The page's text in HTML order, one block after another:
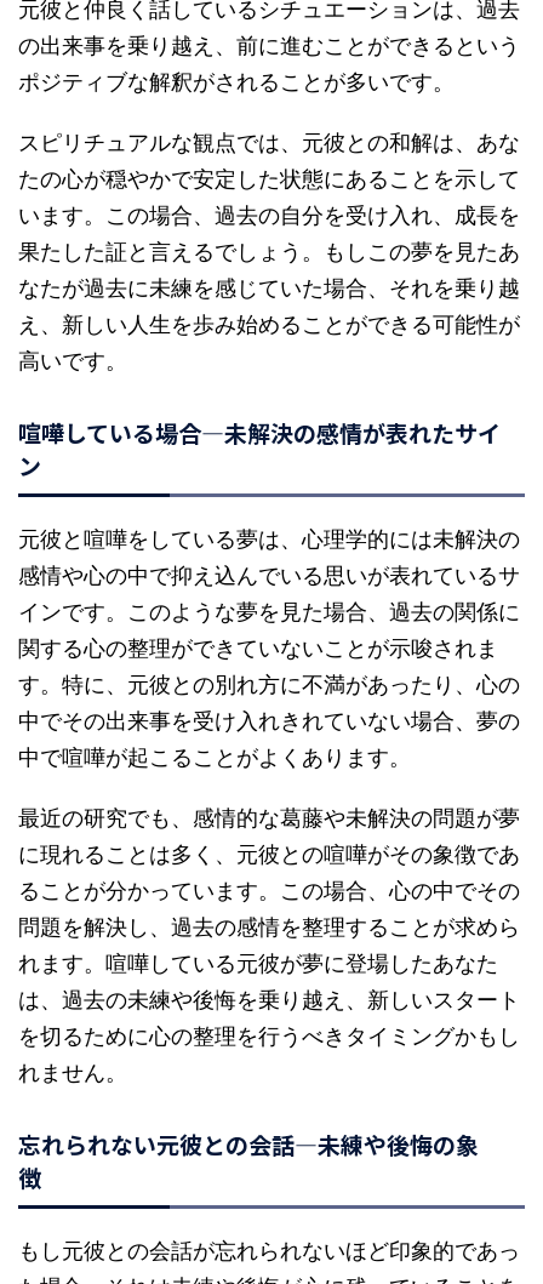
元彼と仲良く話しているシチュエーションは、過去
の出来事を乗り越え、前に進むことができるという
ポジティブな解釈がされることが多いです。
スピリチュアルな観点では、元彼との和解は、あな
たの心が穏やかで安定した状態にあることを示して
います。この場合、過去の自分を受け入れ、成長を
果たした証と言えるでしょう。もしこの夢を見たあ
なたが過去に未練を感じていた場合、それを乗り越
え、新しい人生を歩み始めることができる可能性が
高いです。
喧嘩している場合—未解決の感情が表れたサイ
ン
元彼と喧嘩をしている夢は、心理学的には未解決の
感情や心の中で抑え込んでいる思いが表れているサ
インです。このような夢を見た場合、過去の関係に
関する心の整理ができていないことが示唆されま
す。特に、元彼との別れ方に不満があったり、心の
中でその出来事を受け入れきれていない場合、夢の
中で喧嘩が起こることがよくあります。
最近の研究でも、感情的な葛藤や未解決の問題が夢
に現れることは多く、元彼との喧嘩がその象徴であ
ることが分かっています。この場合、心の中でその
問題を解決し、過去の感情を整理することが求めら
れます。喧嘩している元彼が夢に登場したあなた
は、過去の未練や後悔を乗り越え、新しいスタート
を切るために心の整理を行うべきタイミングかもし
れません。
忘れられない元彼との会話—未練や後悔の象
徴
もし元彼との会話が忘れられないほど印象的であっ